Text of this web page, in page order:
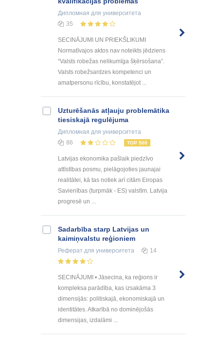
Дипломная для университета
35
SECINĀJUMI UN PRIEKŠLIKUMI
Normatīvajos aktos nav noteikts jēdziens
“Valsts robežas nelikumīga šķērsošana”.
Valsts robežsardzes kompetenci un
amatpersonu rīcību, konstatējot ...
Uzturēšanās atļauju problemātika
tiesiskajā regulējuma
Дипломная для университета
86
TOP 500
Latvijas ekonomika pašlaik piedzīvo
attīstības posmu, pielāgojoties jaunajai
realitātei, kā tas notiek arī citām Eiropas
Savienības (turpmāk - ES) valstīm. Latvija
progresē un ...
Sadarbība starp Latvijas un
kaimiņvalstu reģioniem
Реферат для университета 14
SECINĀJUMI • Jāsecina, ka reģions ir
kompleksa parādība, kas izsakāma 3
dimensijās: politiskajā, ekonomiskajā un
identitātes. Atkarībā no dominējošās
dimensijas, izdalāmi ...